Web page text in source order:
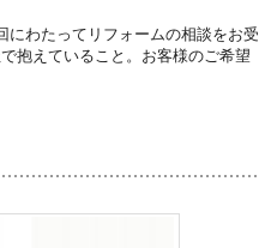
にわたってリフォームの相談をお受
抱えていること。お客様のご希望